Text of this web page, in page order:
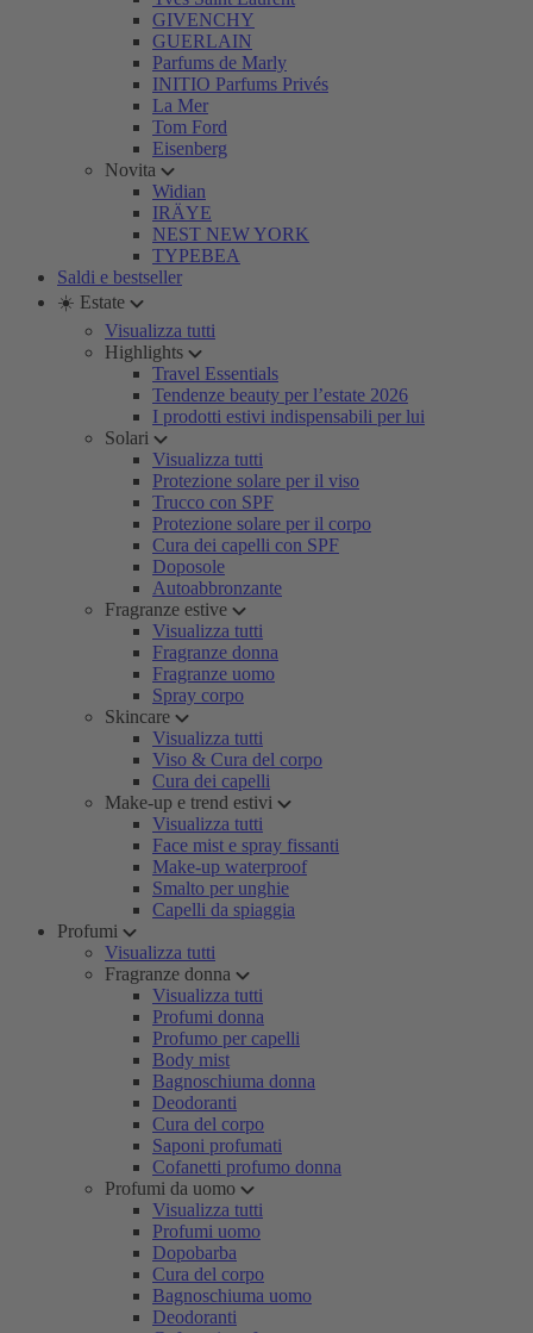
GIVENCHY
GUERLAIN
Parfums de Marly
INITIO Parfums Privés
La Mer
Tom Ford
Eisenberg
Novita
Widian
IRÄYE
NEST NEW YORK
TYPEBEA
Saldi e bestseller
☀️ Estate
Visualizza tutti
Highlights
Travel Essentials
Tendenze beauty per l’estate 2026
I prodotti estivi indispensabili per lui
Solari
Visualizza tutti
Protezione solare per il viso
Trucco con SPF
Protezione solare per il corpo
Cura dei capelli con SPF
Doposole
Autoabbronzante
Fragranze estive
Visualizza tutti
Fragranze donna
Fragranze uomo
Spray corpo
Skincare
Visualizza tutti
Viso & Cura del corpo
Cura dei capelli
Make-up e trend estivi
Visualizza tutti
Face mist e spray fissanti
Make-up waterproof
Smalto per unghie
Capelli da spiaggia
Profumi
Visualizza tutti
Fragranze donna
Visualizza tutti
Profumi donna
Profumo per capelli
Body mist
Bagnoschiuma donna
Deodoranti
Cura del corpo
Saponi profumati
Cofanetti profumo donna
Profumi da uomo
Visualizza tutti
Profumi uomo
Dopobarba
Cura del corpo
Bagnoschiuma uomo
Deodoranti